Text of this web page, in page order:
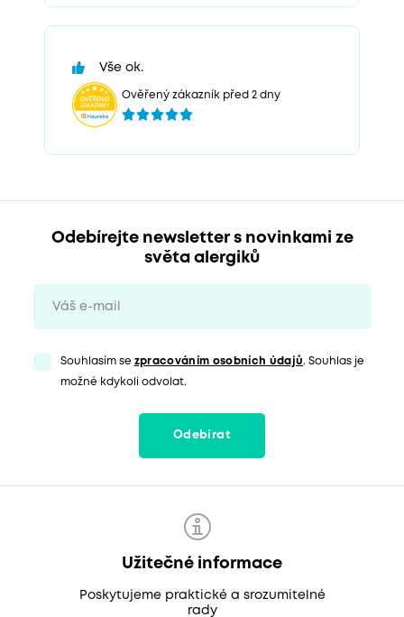
Vše ok.
Ověřený zákazník před 2 dny
Odebírejte newsletter s novinkami ze
světa alergiků
Souhlasím se zpracováním osobních údajů. Souhlas je
možné kdykoli odvolat.
Odebírat
Užitečné informace
Poskytujeme praktické a srozumitelné
rady